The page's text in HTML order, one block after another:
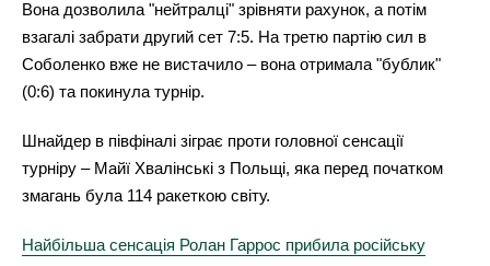
Вона дозволила "нейтралці" зрівняти рахунок, а потім
взагалі забрати другий сет 7:5. На третю партію сил в
Соболенко вже не вистачило – вона отримала "бублик"
(0:6) та покинула турнір.
Шнайдер в півфіналі зіграє проти головної сенсації
турніру – Майї Хвалінські з Польщі, яка перед початком
змагань була 114 ракеткою світу.
Найбільша сенсація Ролан Гаррос прибила російську